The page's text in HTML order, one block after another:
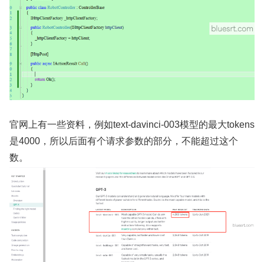
官网上有一些资料，例如text-davinci-003模型的最大tokens
是4000，所以后面有个请求参数的部分，不能超过这个
数。